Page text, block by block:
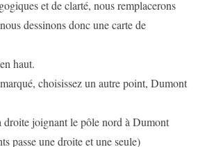
et de clarté, nous remplacerons
dessinons donc une carte de
haut.
choisissez un autre point, Dumont
droite joignant le pôle nord à Dumont
passe une droite et une seule)